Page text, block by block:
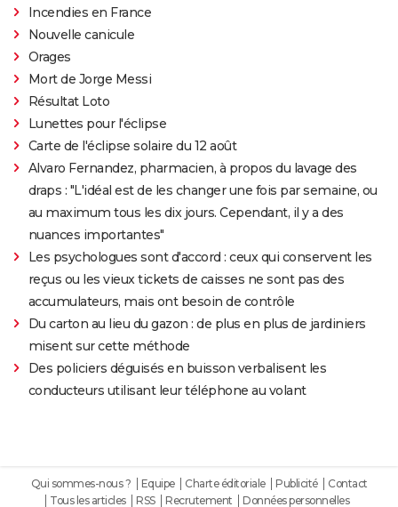
Incendies en France
Nouvelle canicule
Orages
Mort de Jorge Messi
Résultat Loto
Lunettes pour l'éclipse
Carte de l'éclipse solaire du 12 août
Alvaro Fernandez, pharmacien, à propos du lavage des
draps : "L'idéal est de les changer une fois par semaine, ou
au maximum tous les dix jours. Cependant, il y a des
nuances importantes"
Les psychologues sont d'accord : ceux qui conservent les
reçus ou les vieux tickets de caisses ne sont pas des
accumulateurs, mais ont besoin de contrôle
Du carton au lieu du gazon : de plus en plus de jardiniers
misent sur cette méthode
Des policiers déguisés en buisson verbalisent les
conducteurs utilisant leur téléphone au volant
Qui sommes-nous ? Equipe Charte éditoriale Publicité
Contact
Tous les articles
RSS Recrutement Données personnelles